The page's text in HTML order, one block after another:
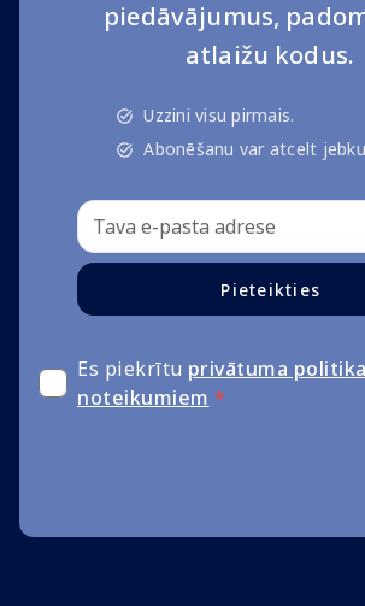
piedāvājumus,
atlaižu kodus.
Uzzini visu pirmais.
Abonēšanu var atcelt
Pieteikties
Es piekrītu privātuma
noteikumiem *